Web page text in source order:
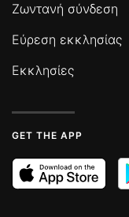
Ζωντανή σύνδεση
Εύρεση εκκλησίας
Εκκλησίες
GET THE APP